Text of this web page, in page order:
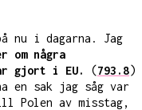
nu i dagarna. Jag
om några
gjort i EU.
(793.8)
en sak jag såg var
Polen av misstag,